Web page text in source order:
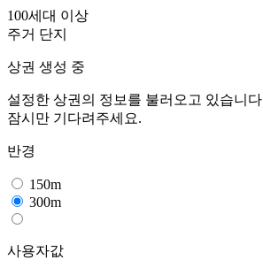
100세대 이상
주거 단지
상권 생성 중
설정한 상권의 정보를 불러오고 있습니다
잠시만 기다려주세요.
반경
150m
300m
사용자값